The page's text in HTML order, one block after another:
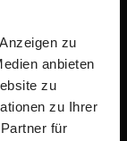
zu
anbieten
zu
zu Ihrer
für
ein
zusätzlich
rund um